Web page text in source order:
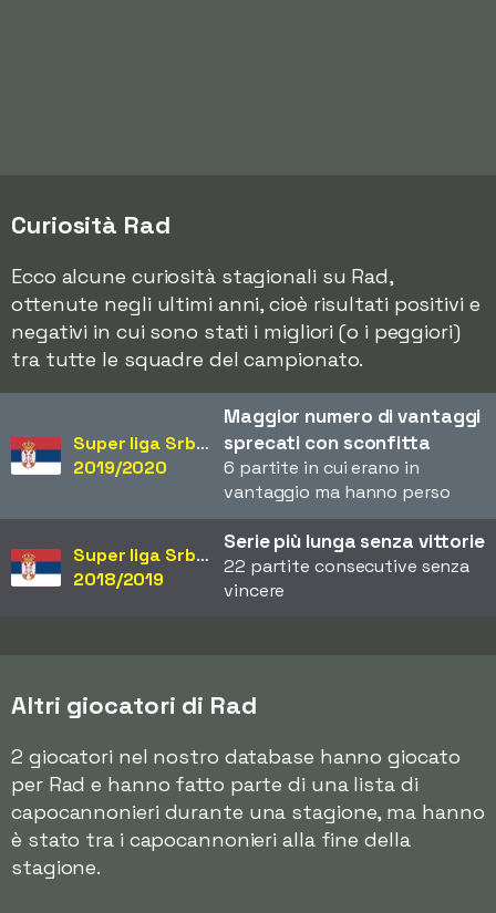
Curiosità Rad
Ecco alcune curiosità stagionali su Rad,
ottenute negli ultimi anni, cioè risultati positivi e
negativi in cui sono stati i migliori (o i peggiori)
tra tutte le squadre del campionato.
Super liga Srbije
2019/2020
Maggior numero di vantaggi
sprecati con sconfitta
6 partite in cui erano in
vantaggio ma hanno perso
Super liga Srbije
2018/2019
Serie più lunga senza vittorie
22 partite consecutive senza
vincere
Altri giocatori di Rad
2 giocatori nel nostro database hanno giocato
per Rad e hanno fatto parte di una lista di
capocannonieri durante una stagione, ma hanno
è stato tra i capocannonieri alla fine della
stagione.